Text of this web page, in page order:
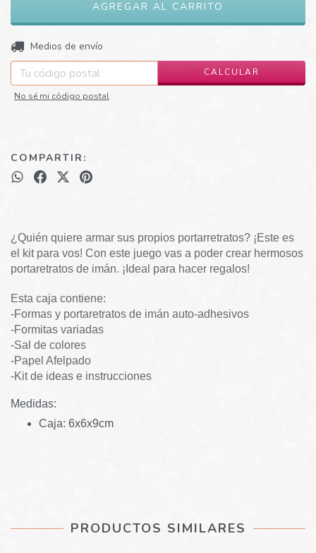
Entregas para el CP:
Medios de envío
CALCULAR
No sé mi código postal
COMPARTIR:
¿Quién quiere armar sus propios portarretratos? ¡Este es
el kit para vos! Con este juego vas a poder crear hermosos
portaretratos de imán. ¡Ideal para hacer regalos!
Esta caja contiene:
-Formas y portaretratos de imán auto-adhesivos
-Formitas variadas
-Sal de colores
-Papel Afelpado
-Kit de ideas e instrucciones
Medidas:
Caja: 6x6x9cm
PRODUCTOS SIMILARES